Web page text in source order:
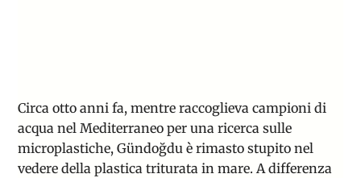
Circa otto anni fa, mentre raccoglieva campioni di
acqua nel Mediterraneo per una ricerca sulle
microplastiche, Gündoğdu è rimasto stupito nel
vedere dellaplastica triturata in mare. A differenza